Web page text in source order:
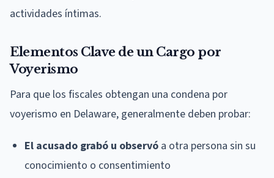
actividades íntimas.
Elementos Clave de un Cargo por
Voyerismo
Para que los fiscales obtengan una condena por
voyerismo en Delaware, generalmente deben probar:
El acusado grabó u observó a otra persona sin su
conocimiento o consentimiento